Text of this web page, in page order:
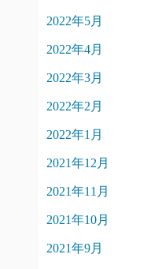
2022年5月
2022年4月
2022年3月
2022年2月
2022年1月
2021年12月
2021年11月
2021年10月
2021年9月